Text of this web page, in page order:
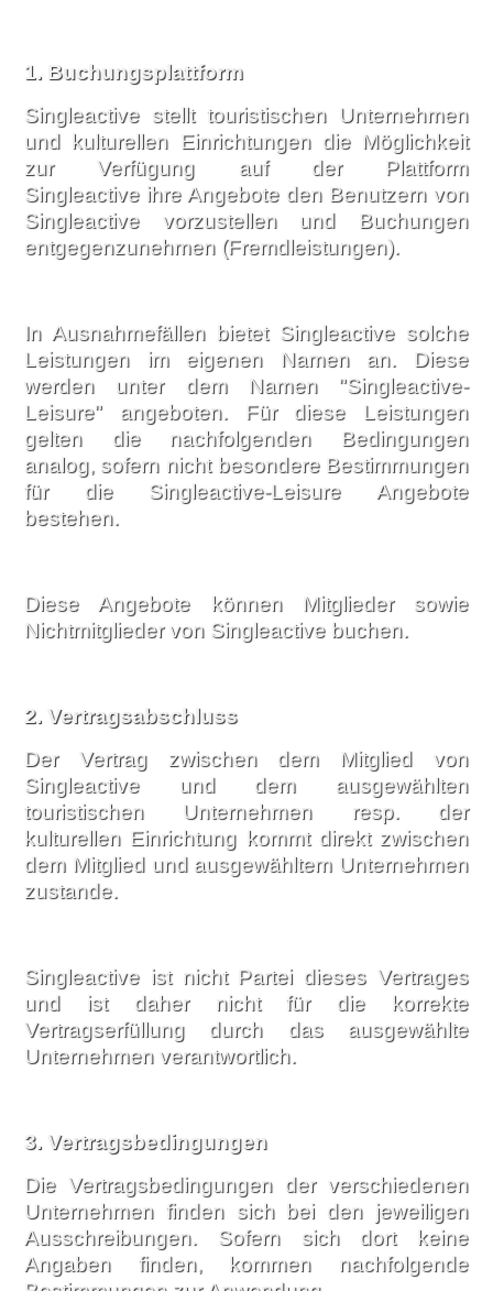
1. Buchungsplattform
Singleactive stellt touristischen Unternehmen
und kulturellen Einrichtungen die Möglichkeit
zur Verfügung auf der Plattform
Singleactive ihre Angebote den Benutzern von
Singleactive vorzustellen und Buchungen
entgegenzunehmen (Fremdleistungen).
In Ausnahmefällen bietet Singleactive solche
Leistungen im eigenen Namen an. Diese
werden unter dem Namen "Singleactive-
Leisure" angeboten. Für diese Leistungen
gelten die nachfolgenden Bedingungen
analog, sofern nicht besondere Bestimmungen
für die Singleactive-Leisure Angebote
bestehen.
Diese Angebote können Mitglieder sowie
Nichtmitglieder von Singleactive buchen.
2. Vertragsabschluss
Der Vertrag zwischen dem Mitglied von
Singleactive und dem ausgewählten
touristischen Unternehmen resp. der
kulturellen Einrichtung kommt direkt zwischen
dem Mitglied und ausgewähltem Unternehmen
zustande.
Singleactive ist nicht Partei dieses Vertrages
und ist daher nicht für die korrekte
Vertragserfüllung durch das ausgewählte
Unternehmen verantwortlich.
3. Vertragsbedingungen
Die Vertragsbedingungen der verschiedenen
Unternehmen finden sich bei den jeweiligen
Ausschreibungen. Sofern sich dort keine
Angaben finden, kommen nachfolgende